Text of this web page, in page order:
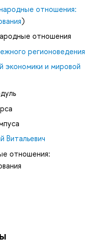
отношения:
)
отношения
регионоведения
экономики и мировой
Витальевич
отношения: